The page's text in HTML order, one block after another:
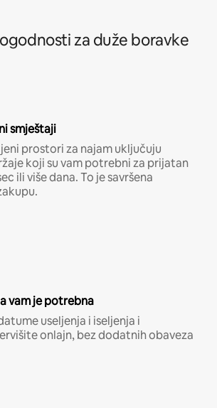
za duže boravke
smještaji
prostori za najam uključuju
koji su vam potrebni za prijatan
ili više dana. To je savršena
vam je potrebna
useljenja i iseljenja i
onlajn, bez dodatnih obaveza